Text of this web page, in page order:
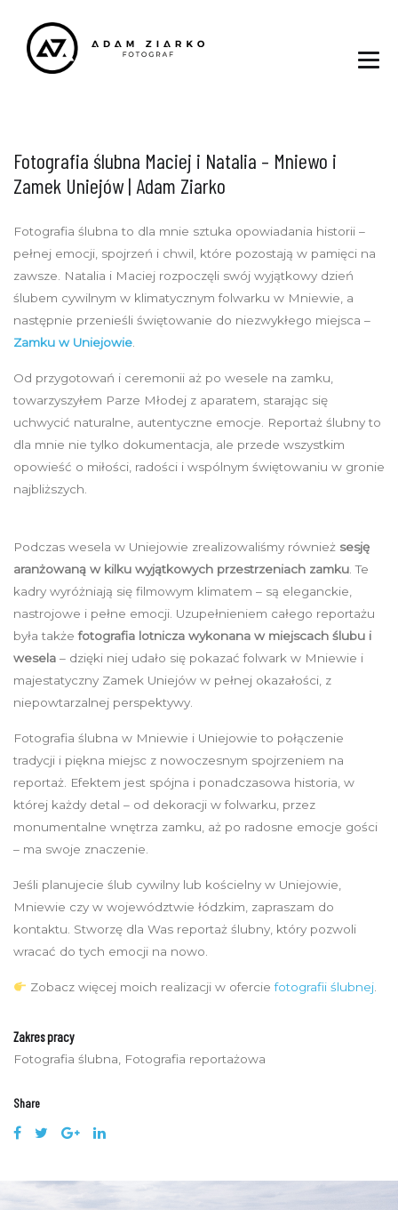
Fotografia ślubna Maciej i Natalia – Mniewo i
Zamek Uniejów | Adam Ziarko
Fotografia ślubna to dla mnie sztuka opowiadania historii –
pełnej emocji, spojrzeń i chwil, które pozostają w pamięci na
zawsze. Natalia i Maciej rozpoczęli swój wyjątkowy dzień
ślubem cywilnym w klimatycznym folwarku w Mniewie, a
następnie przenieśli świętowanie do niezwykłego miejsca –
Zamku w Uniejowie
Od przygotowań i ceremonii aż po wesele na zamku,
towarzyszyłem Parze Młodej z aparatem, starając się
uchwycić naturalne, autentyczne emocje. Reportaż ślubny to
dla mnie nie tylko dokumentacja, ale przede wszystkim
opowieść o miłości, radości i wspólnym świętowaniu w gronie
najbliższych.
Podczas wesela w Uniejowie zrealizowaliśmy również sesję
aranżowaną w kilku wyjątkowych przestrzeniach zamku . Te
kadry wyróżniają się filmowym klimatem – są eleganckie,
nastrojowe i pełne emocji. Uzupełnieniem całego reportażu
była takżefotografia lotnicza wykonana w miejscach ślubu i
wesela – dzięki niej udało się pokazać folwark w Mniewie i
majestatyczny Zamek Uniejów w pełnej okazałości, z
niepowtarzalnej perspektywy.
Fotografia ślubna w Mniewie i Uniejowie to połączenie
tradycji i piękna miejsc z nowoczesnym spojrzeniem na
reportaż. Efektem jest spójna i ponadczasowa historia, w
której każdy detal – od dekoracji w folwarku, przez
monumentalne wnętrza zamku, aż po radosne emocje gości
– ma swoje znaczenie.
Jeśli planujecie ślub cywilny lub kościelny w Uniejowie,
Mniewie czy w województwie łódzkim, zapraszam do
kontaktu. Stworzę dla Was reportaż ślubny, który pozwoli
wracać do tych emocji na nowo.
Zobacz więcej moich realizacji w oferciefotografii ślubnej
Zakres pracy
Fotografia ślubna, Fotografia reportażowa
Share